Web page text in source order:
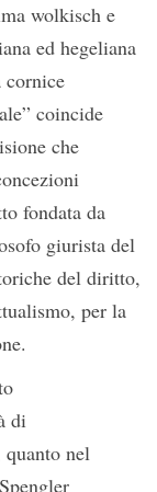
wolkisch e
ed hegeliana
cornice
coincide
che
fondata da
giurista del
del diritto,
per la
di
nel